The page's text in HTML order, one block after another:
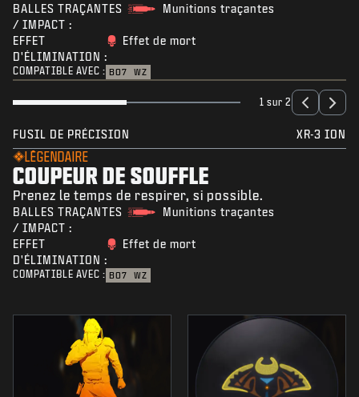
BALLES TRAÇANTES
/ IMPACT :
Munitions traçantes
EFFET
D'ÉLIMINATION :
Effet de mort
COMPATIBLE AVEC : BO7 WZ
1 sur 2
FUSIL DE PRÉCISION XR-3 ION
LÉGENDAIRE
COUPEUR DE SOUFFLE
Prenez le temps de respirer, si possible.
BALLES TRAÇANTES
/ IMPACT :
Munitions traçantes
EFFET
D'ÉLIMINATION :
Effet de mort
COMPATIBLE AVEC : BO7 WZ